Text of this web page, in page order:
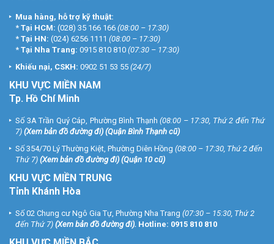
Mua hàng, hỗ trợ kỹ thuật:
* Tại HCM: (028) 35 166 166 (08:00 – 17:30)
* Tại HN: (024) 6256 1111 (08:00 – 17:30)
* Tại Nha Trang: 0915 810 810 (07:30 – 17:30)
Khiếu nại, CSKH: 0902 51 53 55 (24/7)
KHU VỰC MIỀN NAM
Tp. Hồ Chí Minh
Số 3A Trần Quý Cáp, Phường Bình Thạnh (08:00 – 17:30, Thứ 2 đến Thứ
7) (Xem bản đồ đường đi) (Quận Bình Thạnh cũ)
Số 354/70 Lý Thường Kiệt, Phường Diên Hồng (08:00 – 17:30, Thứ 2 đến
Thứ 7) (Xem bản đồ đường đi) (Quận 10 cũ)
KHU VỰC MIỀN TRUNG
Tỉnh Khánh Hòa
Số 02 Chung cư Ngô Gia Tự, Phường Nha Trang (07:30 – 15:30, Thứ 2
đến Thứ 7) (Xem bản đồ đường đi). Hotline: 0915 810 810